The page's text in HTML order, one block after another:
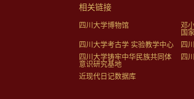
相关链接
四川大学博物馆 邓
国
四川大学考古学 实验教学中心
四
四川大学铸牢中华民族共同体
意识研究基地
四
近现代日记数据库